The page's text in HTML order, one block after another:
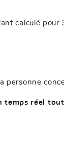
calculé pour
personne
temps réel tout